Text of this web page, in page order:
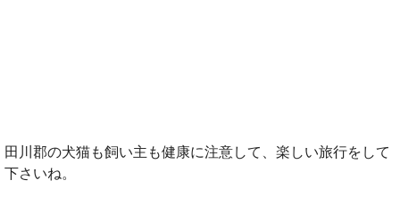
田川郡の犬猫も飼い主も健康に注意して、楽しい旅行をして
下さいね。